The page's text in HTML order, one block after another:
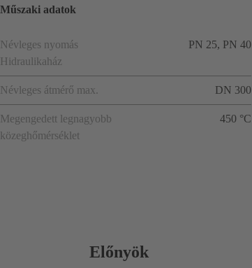
Műszaki adatok
Névleges nyomás
Hidraulikaház
PN 25, PN 40
Névleges átmérő max. DN 300
Megengedett legnagyobb
közeghőmérséklet
450 °C
Előnyök